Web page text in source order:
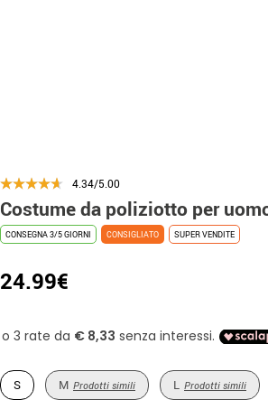
4.34/5.00
Costume da poliziotto per
CONSEGNA 3/5 GIORNI CONSIGLIATO SUPER VENDITE
24.99€
S M Prodotti simili L Prodotti simili